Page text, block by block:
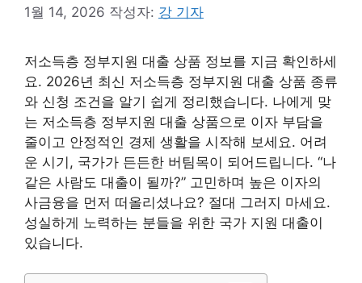
1월 14, 2026 작성자: 강 기자
저소득층 정부지원 대출 상품 정보를 지금 확인하세
요. 2026년 최신 저소득층 정부지원 대출 상품 종류
와 신청 조건을 알기 쉽게 정리했습니다. 나에게 맞
는 저소득층 정부지원 대출 상품으로 이자 부담을
줄이고 안정적인 경제 생활을 시작해 보세요. 어려
운 시기, 국가가 든든한 버팀목이 되어드립니다. “나
같은 사람도 대출이 될까?” 고민하며 높은 이자의
사금융을 먼저 떠올리셨나요? 절대 그러지 마세요.
성실하게 노력하는 분들을 위한 국가 지원 대출이
있습니다.